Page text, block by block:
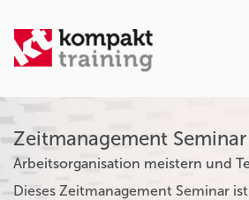
Zeitmanagement Seminar
Arbeitsorganisation meistern und
Dieses Zeitmanagement Seminar